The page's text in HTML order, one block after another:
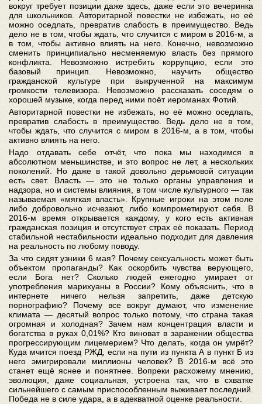
вокруг требует позиции даже здесь, даже если это вечеринка
для школьников. Авторитарной повестки не избежать, но её
можно оседлать, превратив слабость в преимущество. Ведь
дело не в том, чтобы ждать, что случится с миром в 2016-м, а
в том, чтобы активно влиять на него. Конечно, невозможно
сменить принципиально несменяемую власть без прямого
конфликта. Невозможно истребить коррупцию, если это
базовый принцип. Невозможно, научить общество
гражданской культуре при выкрученной на максимум
громкости телевизора. Невозможно рассказать соседям о
хорошей музыке, когда перед ними поёт иероманах Фотий.
Авторитарной повестки не избежать, но её можно оседлать,
превратив слабость в преимущество. Ведь дело не в том,
чтобы ждать, что случится с миром в 2016-м, а в том, чтобы
активно влиять на него.
Надо отдавать себе отчёт, что пока мы находимся в
абсолютном меньшинстве, и это вопрос не лет, а нескольких
поколений. Но даже в такой довольно дерьмовой ситуации
есть свет. Власть — это не только органы управления и
надзора, но и системы влияния, в том числе культурного — так
называемая «мягкая власть». Крупные игроки на этом поле
либо добровольно исчезают, либо компрометируют себя. В
2016-м время открывается каждому, у кого есть активная
гражданская позиция и отсутствует страх её показать. Период
стабильной нестабильности идеально подходит для давления
на реальность по любому поводу.
За что сидят узники 6 мая? Почему сексуальность может быть
объектом пропаганды? Как оскорбить чувства верующего,
если Бога нет? Сколько людей ежегодно умирает от
употребления марихуаны в России? Кому объяснить, что в
интернете ничего нельзя запретить, даже детскую
порнографию? Почему все вокруг думают, что изменение
климата — десятый вопрос только потому, что страна такая
огромная и холодная? Зачем нам концентрация власти и
богатства в руках 0,01%? Кто виноват в заражении общества
прогрессирующим лицемерием? Что делать, когда он умрёт?
Куда мчится поезд РЖД, если на пути из пункта А в пункт Б из
него эмигрировали миллионы человек? В 2016-м всё это
станет ещё яснее и понятнее. Вопреки расхожему мнению,
эволюция, даже социальная, устроена так, что в схватке
сильнейшего с самым приспособленным выживает последний.
Победа не в силе удара, а в адекватной оценке реальности.